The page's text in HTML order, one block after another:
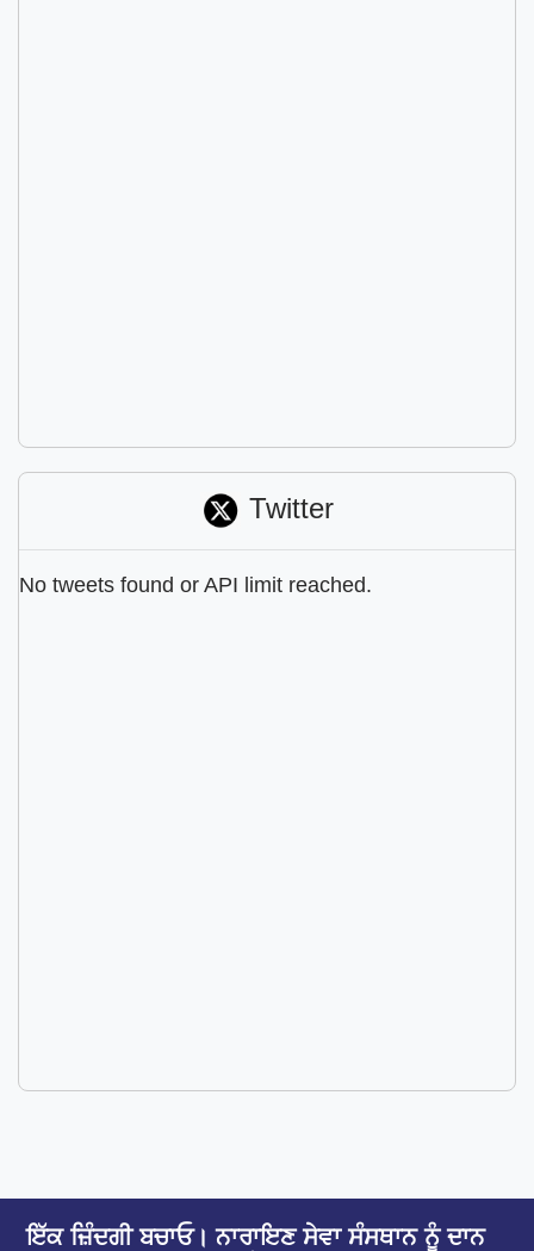
Twitter
No tweets found or API limit reached.
ਇੱਕ ਜ਼ਿੰਦਗੀ ਬਚਾਓ। ਨਾਰਾਇਣ ਸੇਵਾ ਸੰਸਥਾਨ ਨੂੰ ਦਾਨ